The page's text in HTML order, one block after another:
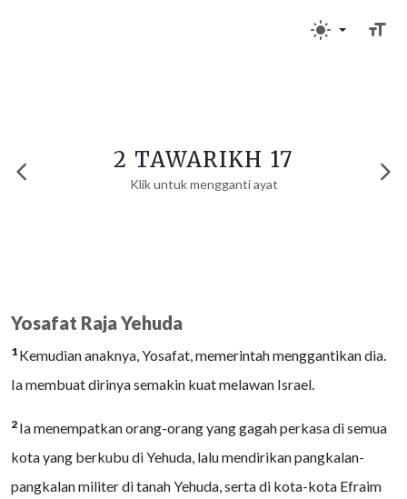
2 TAWARIKH 17
Klik untuk mengganti ayat
Yosafat Raja Yehuda
1 Kemudian anaknya, Yosafat, memerintah menggantikan dia.
Ia membuat dirinya semakin kuat melawan Israel.
2 Ia menempatkan orang-orang yang gagah perkasa di semua
kota yang berkubu di Yehuda, lalu mendirikan pangkalan-
pangkalan militer di tanah Yehuda, serta di kota-kota Efraim